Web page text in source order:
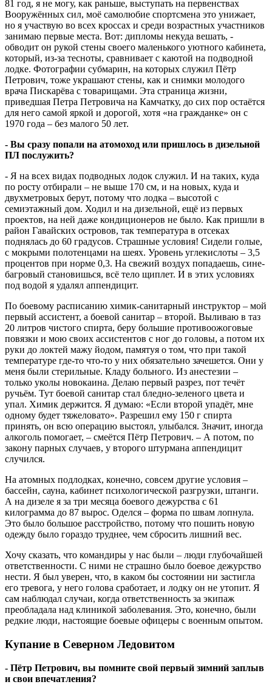
81 год, я не могу, как раньше, выступать на первенствах
Вооружённых сил, моё самолюбие спортсмена это унижает,
но я участвую во всех кроссах и среди возрастных участников
занимаю первые места. Вот: дипломы некуда вешать, -
обводит он рукой стены своего маленького уютного кабинета,
который, из-за тесноты, сравнивает с каютой на подводной
лодке. Фотографии субмарин, на которых служил Пётр
Петрович, тоже украшают стены, как и снимки молодого
врача Пискарёва с товарищами. Эта страница жизни,
приведшая Петра Петровича на Камчатку, до сих пор остаётся
для него самой яркой и дорогой, хотя «на гражданке» он с
1970 года – без малого 50 лет.
- Вы сразу попали на атомоход или пришлось в дизельной
ПЛ послужить?
- Я на всех видах подводных лодок служил. И на таких, куда
по росту отбирали – не выше 170 см, и на новых, куда и
двухметровых берут, потому что лодка – высотой с
семиэтажный дом. Ходил и на дизельной, ещё из первых
проектов, на ней даже кондиционеров не было. Как пришли в
район Гавайских островов, так температура в отсеках
поднялась до 60 градусов. Страшные условия! Сидели голые,
с мокрыми полотенцами на шеях. Уровень углекислоты – 3,5
процентов при норме 0,3. На свежий воздух попадаешь, сине-
багровый становишься, всё тело щиплет. И в этих условиях
под водой я удалял аппендицит.
По боевому расписанию химик-санитарный инструктор – мой
первый ассистент, а боевой санитар – второй. Выливаю в таз
20 литров чистого спирта, беру большие противоожоговые
повязки и мою своих ассистентов с ног до головы, а потом их
руки до локтей мажу йодом, памятуя о том, что при такой
температуре где-то что-то у них обязательно зачешется. Они у
меня были стерильные. Кладу больного. Из анестезии –
только уколы новокаина. Делаю первый разрез, пот течёт
ручьём. Тут боевой санитар стал бледно-зеленого цвета и
упал. Химик держится. Я думаю: «Если второй упадёт, мне
одному будет тяжеловато». Разрешил ему 150 г спирта
принять, он всю операцию выстоял, улыбался. Значит, иногда
алкоголь помогает, – смеётся Пётр Петрович. – А потом, по
закону парных случаев, у второго штурмана аппендицит
случился.
На атомных подлодках, конечно, совсем другие условия –
бассейн, сауна, кабинет психологической разгрузки, штанги.
А на дизеле я за три месяца боевого дежурства с 61
килограмма до 87 вырос. Оделся – форма по швам лопнула.
Это было большое расстройство, потому что пошить новую
одежду было гораздо труднее, чем сбросить лишний вес.
Хочу сказать, что командиры у нас были – люди глубочайшей
ответственности. С ними не страшно было боевое дежурство
нести. Я был уверен, что, в каком бы состоянии ни застигла
его тревога, у него голова сработает, и лодку он не утопит. Я
сам наблюдал случаи, когда ответственность за экипаж
преобладала над клиникой заболевания. Это, конечно, были
редкие люди, настоящие боевые офицеры с военным опытом.
Купание в Северном Ледовитом
- Пётр Петрович, вы помните свой первый зимний заплыв
и свои впечатления?